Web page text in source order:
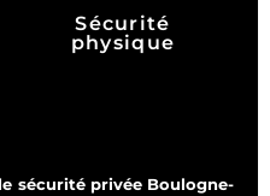
Sécurité
physique
sécurité privée Boulogne-